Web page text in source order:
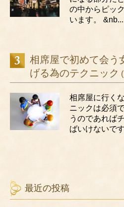
の中からピッ
います。 &nb...
相席屋で初めて会う
げる為のテクニック
相席屋に行く
ニックは必須
うのであれば
ばいけないで
最近の投稿